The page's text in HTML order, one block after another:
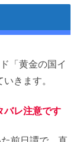
「黄金の国イ
きます。
バレ注意です